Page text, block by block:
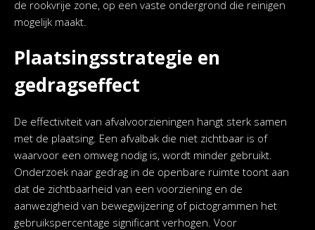
de rookvrije zone, op een vaste ondergrond die reinigen
mogelijk maakt.
Plaatsingsstrategie en
gedragseffect
De effectiviteit van afvalvoorzieningen hangt sterk samen
met de plaatsing. Een afvalbak die niet zichtbaar is of
waarvoor een omweg nodig is, wordt minder gebruikt.
Onderzoek naar gedrag in de openbare ruimte toont aan
dat de zichtbaarheid van een voorziening en de
aanwezigheid van bewegwijzering of pictogrammen het
gebruikspercentage significant verhogen. Voor